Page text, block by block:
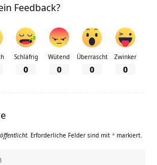
Feedback?
Schläfrig
0
Wütend
0
Überrascht
0
Zwinker
0
Erforderliche Felder sind mit * markiert.